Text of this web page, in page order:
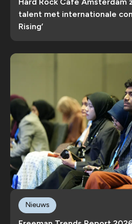
talent met internationale
Rising’
Nieuws